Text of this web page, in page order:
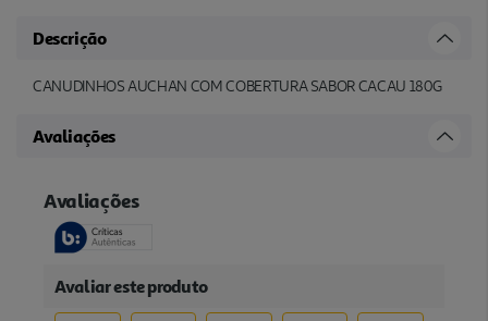
Descrição
CANUDINHOS AUCHAN COM COBERTURA SABOR CACAU 180G
Avaliações